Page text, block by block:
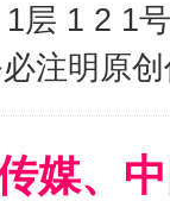
层 1 2 1
注明原
媒、